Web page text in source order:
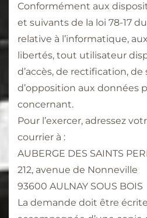
Conformément aux
et suivants de la loi 78-17
relative à l’informatique,
libertés, tout utilisateur
d’accès, de rectification,
d’opposition aux données
concernant.
Pour l’exercer, adressez
courrier à :
AUBERGE DES SAINTS
212, avenue de Nonneville
93600 AULNAY SOUS BOIS
La demande doit être